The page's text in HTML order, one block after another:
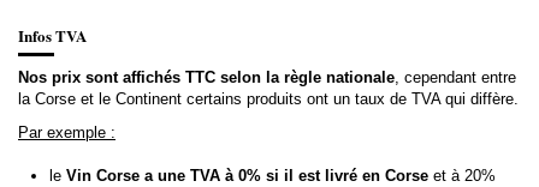
Infos TVA
Nos prix sont affichés TTC selon la règle nationale , cependant entre
la Corse et le Continent certains produits ont un taux de TVA qui diffère.
Par exemple :
le Vin Corse a une TVA à 0% si il est livré en Corse et à 20%